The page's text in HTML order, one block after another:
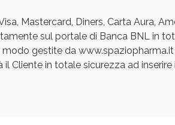
Mastercard, Diners, Carta Aura,
sul portale di Banca BNL in
gestite da
Cliente in totale sicurezza ad inserire